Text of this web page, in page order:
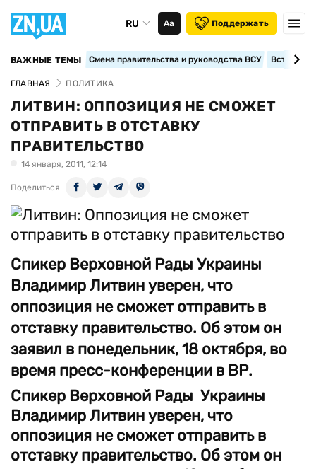
RU Аа Поддержать
ВАЖНЫЕ ТЕМЫ Смена правительства и руководства ВСУ
ГЛАВНАЯ ПОЛИТИКА
ЛИТВИН: ОППОЗИЦИЯ НЕ СМОЖЕТ
ОТПРАВИТЬ В ОТСТАВКУ
ПРАВИТЕЛЬСТВО
14 января, 2011, 12:14
Поделиться
Спикер Верховной Рады Украины
Владимир Литвин уверен, что
оппозиция не сможет отправить в
отставку правительство. Об этом он
заявил в понедельник, 18 октября, во
время пресс-конференции в ВР.
Спикер Верховной Рады Украины
Владимир Литвин уверен, что
оппозиция не сможет отправить в
отставку правительство. Об этом он